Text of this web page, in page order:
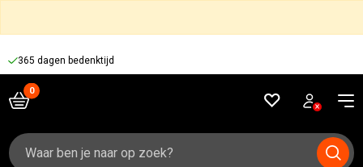
365 dagen bedenktijd
Zoeken
naar: